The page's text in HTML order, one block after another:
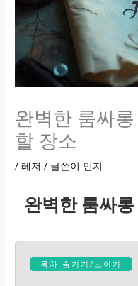
완벽한 룸싸
할 장소
/레저 / 글쓴이 민지
완벽한 룸싸
목차 숨기기/보이기